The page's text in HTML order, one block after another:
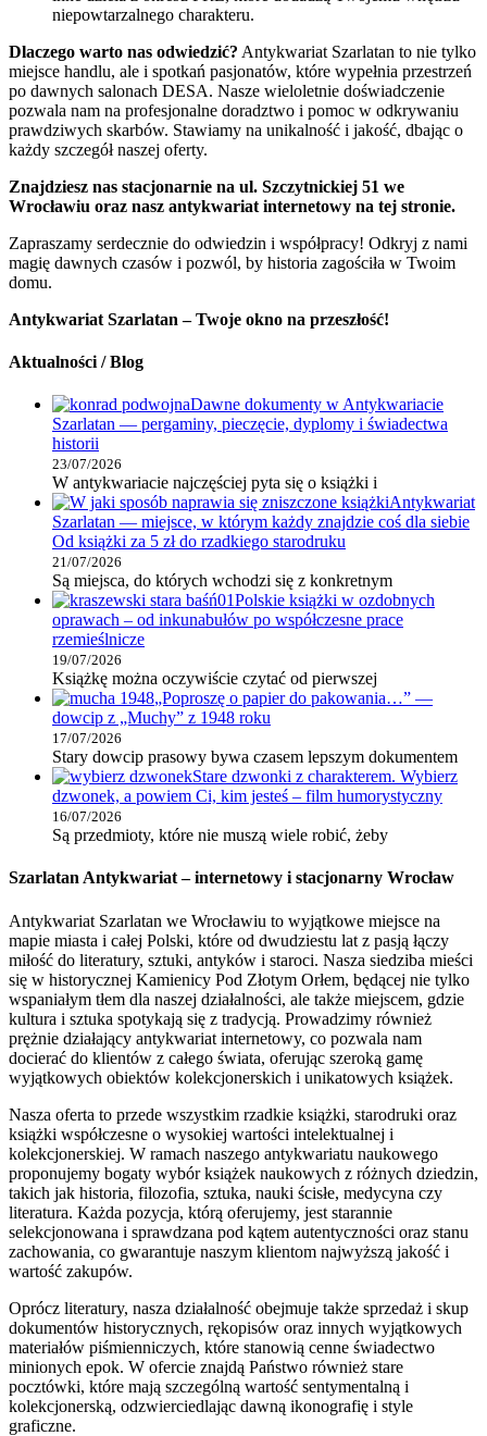
niepowtarzalnego charakteru.
Dlaczego warto nas odwiedzić? Antykwariat Szarlatan to nie tylko
miejsce handlu, ale i spotkań pasjonatów, które wypełnia przestrzeń
po dawnych salonach DESA. Nasze wieloletnie doświadczenie
pozwala nam na profesjonalne doradztwo i pomoc w odkrywaniu
prawdziwych skarbów. Stawiamy na unikalność i jakość, dbając o
każdy szczegół naszej oferty.
Znajdziesz nas stacjonarnie na ul. Szczytnickiej 51 we
Wrocławiu oraz nasz antykwariat internetowy na tej stronie.
Zapraszamy serdecznie do odwiedzin i współpracy! Odkryj z nami
magię dawnych czasów i pozwól, by historia zagościła w Twoim
domu.
Antykwariat Szarlatan – Twoje okno na przeszłość!
Aktualności / Blog
Dawne dokumenty w Antykwariacie
Szarlatan — pergaminy, pieczęcie, dyplomy i świadectwa
historii
23/07/2026
W antykwariacie najczęściej pyta się o książki i
Antykwariat
Szarlatan — miejsce, w którym każdy znajdzie coś dla siebie
Od książki za 5 zł do rzadkiego starodruku
21/07/2026
Są miejsca, do których wchodzi się z konkretnym
Polskie książki w ozdobnych
oprawach – od inkunabułów po współczesne prace
rzemieślnicze
19/07/2026
Książkę można oczywiście czytać od pierwszej
„Poproszę o papier do pakowania…” —
dowcip z „Muchy” z 1948 roku
17/07/2026
Stary dowcip prasowy bywa czasem lepszym dokumentem
Stare dzwonki z charakterem. Wybierz
dzwonek, a powiem Ci, kim jesteś – film humorystyczny
16/07/2026
Są przedmioty, które nie muszą wiele robić, żeby
Szarlatan Antykwariat – internetowy i stacjonarny Wrocław
Antykwariat Szarlatan we Wrocławiu to wyjątkowe miejsce na
mapie miasta i całej Polski, które od dwudziestu lat z pasją łączy
miłość do literatury, sztuki, antyków i staroci. Nasza siedziba mieści
się w historycznej Kamienicy Pod Złotym Orłem, będącej nie tylko
wspaniałym tłem dla naszej działalności, ale także miejscem, gdzie
kultura i sztuka spotykają się z tradycją. Prowadzimy również
prężnie działający antykwariat internetowy, co pozwala nam
docierać do klientów z całego świata, oferując szeroką gamę
wyjątkowych obiektów kolekcjonerskich i unikatowych książek.
Nasza oferta to przede wszystkim rzadkie książki, starodruki oraz
książki współczesne o wysokiej wartości intelektualnej i
kolekcjonerskiej. W ramach naszego antykwariatu naukowego
proponujemy bogaty wybór książek naukowych z różnych dziedzin,
takich jak historia, filozofia, sztuka, nauki ścisłe, medycyna czy
literatura. Każda pozycja, którą oferujemy, jest starannie
selekcjonowana i sprawdzana pod kątem autentyczności oraz stanu
zachowania, co gwarantuje naszym klientom najwyższą jakość i
wartość zakupów.
Oprócz literatury, nasza działalność obejmuje także sprzedaż i skup
dokumentów historycznych, rękopisów oraz innych wyjątkowych
materiałów piśmienniczych, które stanowią cenne świadectwo
minionych epok. W ofercie znajdą Państwo również stare
pocztówki, które mają szczególną wartość sentymentalną i
kolekcjonerską, odzwierciedlając dawną ikonografię i style
graficzne.